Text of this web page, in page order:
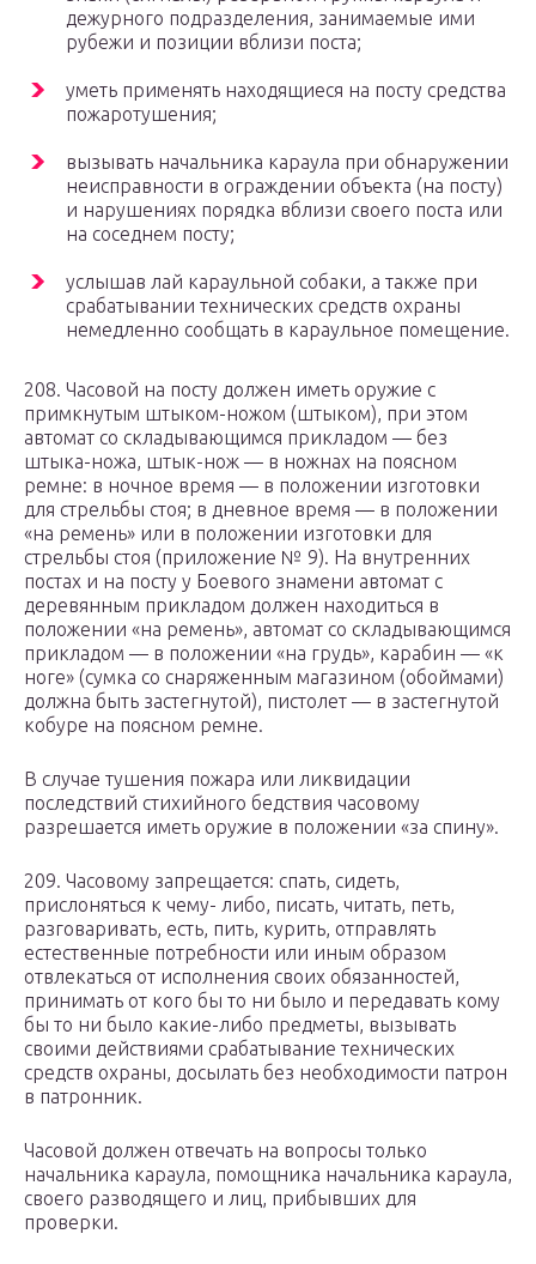
дежурного подразделения, занимаемые ими
рубежи и позиции вблизи поста;
уметь применять находящиеся на посту средства
пожаротушения;
вызывать начальника караула при обнаружении
неисправности в ограждении объекта (на посту)
и нарушениях порядка вблизи своего поста или
на соседнем посту;
услышав лай караульной собаки, а также при
срабатывании технических средств охраны
немедленно сообщать в караульное помещение.
208. Часовой на посту должен иметь оружие с
примкнутым штыком-ножом (штыком), при этом
автомат со складывающимся прикладом — без
штыка-ножа, штык-нож — в ножнах на поясном
ремне: в ночное время — в положении изготовки
для стрельбы стоя; в дневное время — в положении
«на ремень» или в положении изготовки для
стрельбы стоя (приложение № 9). На внутренних
постах и на посту у Боевого знамени автомат с
деревянным прикладом должен находиться в
положении «на ремень», автомат со складывающимся
прикладом — в положении «на грудь», карабин — «к
ноге» (сумка со снаряженным магазином (обоймами)
должна быть застегнутой), пистолет — в застегнутой
кобуре на поясном ремне.
В случае тушения пожара или ликвидации
последствий стихийного бедствия часовому
разрешается иметь оружие в положении «за спину».
209. Часовому запрещается: спать, сидеть,
прислоняться к чему- либо, писать, читать, петь,
разговаривать, есть, пить, курить, отправлять
естественные потребности или иным образом
отвлекаться от исполнения своих обязанностей,
принимать от кого бы то ни было и передавать кому
бы то ни было какие-либо предметы, вызывать
своими действиями срабатывание технических
средств охраны, досылать без необходимости патрон
в патронник.
Часовой должен отвечать на вопросы только
начальника караула, помощника начальника караула,
своего разводящего и лиц, прибывших для
проверки.